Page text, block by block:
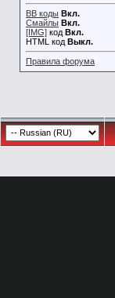
BB коды Вкл.
Смайлы Вкл.
[IMG] код Вкл.
HTML код Выкл.
Правила форума